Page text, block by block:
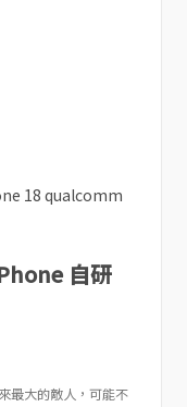
自研
最大的敵人，可能不